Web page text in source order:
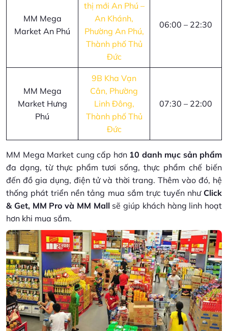
MM Mega
Market An Phú
thị mới An Phú –
An Khánh,
Phường An Phú,
Thành phố Thủ
Đức
06:00 – 22:30
MM Mega
Market Hưng
Phú
9B Kha Vạn
Cân, Phường
Linh Đông,
Thành phố Thủ
Đức
07:30 – 22:00
MM Mega Market cung cấp hơn 10 danh mục sản phẩm
đa dạng, từ thực phẩm tươi sống, thực phẩm chế biến
đến đồ gia dụng, điện tử và thời trang. Thêm vào đó, hệ
thống phát triển nền tảng mua sắm trực tuyến như Click
& Get, MM Pro và MM Mall sẽ giúp khách hàng linh hoạt
hơn khi mua sắm.